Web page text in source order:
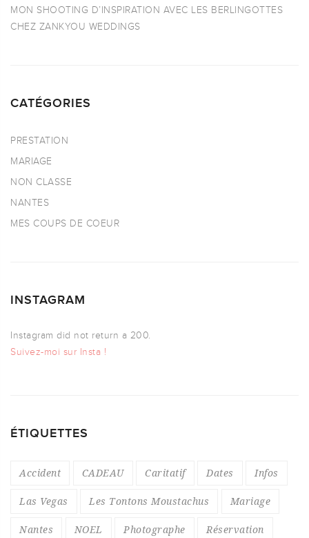
MON SHOOTING D’INSPIRATION AVEC LES BERLINGOTTES
CHEZ ZANKYOU WEDDINGS
CATÉGORIES
PRESTATION
MARIAGE
NON CLASSE
NANTES
MES COUPS DE COEUR
INSTAGRAM
Instagram did not return a 200.
Suivez-moi sur Insta !
ÉTIQUETTES
Accident CADEAU Caritatif Dates Infos
Las Vegas Les Tontons Moustachus Mariage
Nantes NOEL Photographe Réservation